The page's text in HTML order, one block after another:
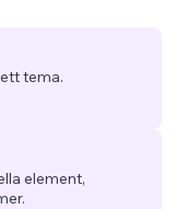
tema.
element,